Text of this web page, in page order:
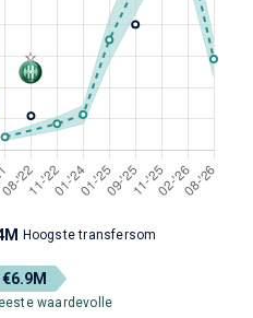
Hoogste transfersom
€6.9M
waardevolle